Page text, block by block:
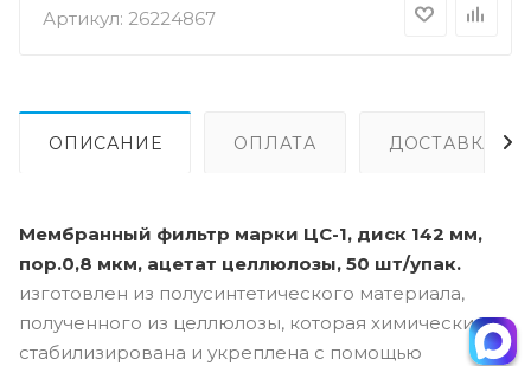
Артикул: 26224867
ОПИСАНИЕ ОПЛАТА ДОСТАВКА
Мембранный фильтр марки ЦС-1, диск 142 мм,
пор.0,8 мкм, ацетат целлюлозы, 50 шт/упак.
изготовлен из полусинтетического материала,
полученного из целлюлозы, которая химически
стабилизирована и укреплена с помощью